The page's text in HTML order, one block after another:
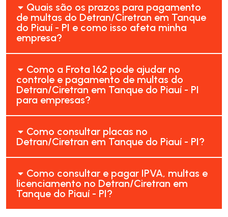
Quais são os prazos para pagamento
de multas do Detran/Ciretran em Tanque
do Piauí - PI e como isso afeta minha
empresa?
Como a Frota 162 pode ajudar no
controle e pagamento de multas do
Detran/Ciretran em Tanque do Piauí - PI
para empresas?
Como consultar placas no
Detran/Ciretran em Tanque do Piauí - PI?
Como consultar e pagar IPVA, multas e
licenciamento no Detran/Ciretran em
Tanque do Piauí - PI?